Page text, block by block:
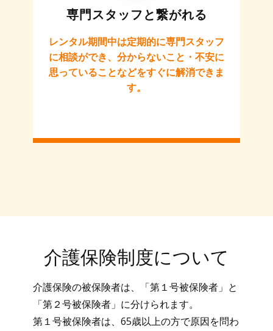
専門スタッフと繋がれる
レンタル期間中は定期的に専門スタッフ
に相談ができ、分からないこと・不安に
思っていることなどをすぐに解消できま
す。
介護保険制度について
介護保険の被保険者は、「第１号被保険者」と
「第２号被保険者」に分けられます。
第１号被保険者は、65歳以上の方で原因を問わ